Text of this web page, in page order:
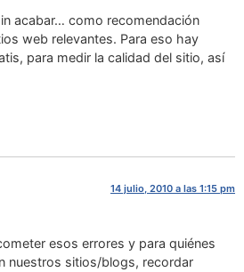
acabar… como recomendación
web relevantes. Para eso hay
para medir la calidad del sitio, así
14 julio, 2010 a las 1:15 pm
esos errores y para quiénes
nuestros sitios/blogs, recordar